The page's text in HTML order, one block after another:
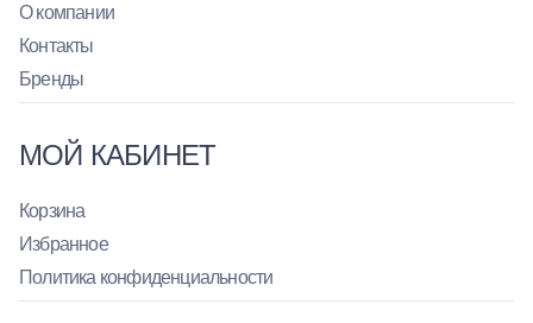
О компании
Контакты
Бренды
МОЙ КАБИНЕТ
Корзина
Избранное
Политика конфиденциальности